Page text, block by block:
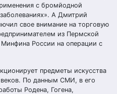
с бромйодной
А Дмитрий
свое внимание на торговую
из Пермской
России на операции с
предметы искусства
веков. По данным СМИ, в его
Родена, Гогена,